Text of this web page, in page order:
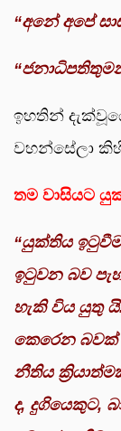
“අනේ අපේ
“
ඉහතින්
වහන්සේලා
තම වාසියට
“යුක්තිය
ඉටුවන බව
හැකි විය යුතු
කෙරෙන
නීතිය
ද, දුගියෙකුට,